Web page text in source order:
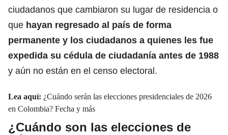
ciudadanos que cambiaron su lugar de residencia o
que hayan regresado al país de forma
permanente y los ciudadanos a quienes les fue
expedida su cédula de ciudadanía antes de 1988
y aún no están en el censo electoral.
Lea aquí: ¿Cuándo serán las elecciones presidenciales de 2026
en Colombia? Fecha y más
¿Cuándo son las elecciones de